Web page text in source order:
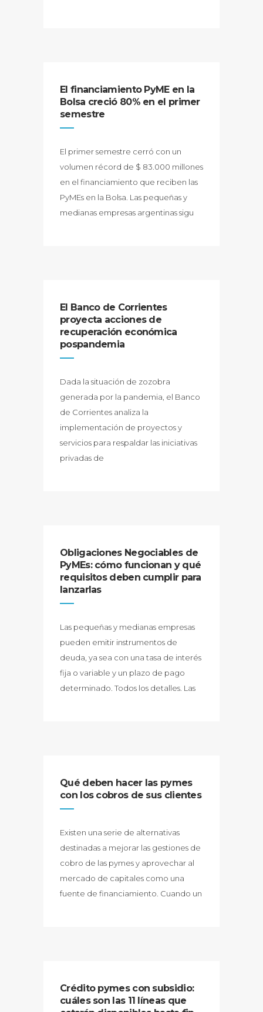
El financiamiento PyME en la
Bolsa creció 80% en el primer
semestre
El primer semestre cerró con un
volumen récord de $ 83.000 millones
en el financiamiento que reciben las
PyMEs en la Bolsa. Las pequeñas y
medianas empresas argentinas sigu
El Banco de Corrientes
proyecta acciones de
recuperación económica
pospandemia
Dada la situación de zozobra
generada por la pandemia, el Banco
de Corrientes analiza la
implementación de proyectos y
servicios para respaldar las iniciativas
privadas de
Obligaciones Negociables de
PyMEs: cómo funcionan y qué
requisitos deben cumplir para
lanzarlas
Las pequeñas y medianas empresas
pueden emitir instrumentos de
deuda, ya sea con una tasa de interés
fija o variable y un plazo de pago
determinado. Todos los detalles. Las
Qué deben hacer las pymes
con los cobros de sus clientes
Existen una serie de alternativas
destinadas a mejorar las gestiones de
cobro de las pymes y aprovechar al
mercado de capitales como una
fuente de financiamiento. Cuando un
Crédito pymes con subsidio:
cuáles son las 11 líneas que